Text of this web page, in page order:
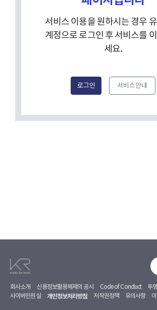
서비스 이용을 원하시는 경우
계정으로 로그인 후 서비스를
세요.
로그인 서비스안내
회사소개 신용정보활용체제의 공시 Code of Conduct
투
사이버민원실
개인정보처리방침 저작권정책 유의사항